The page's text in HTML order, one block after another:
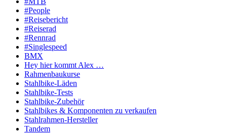
#People
#Reisebericht
#Reiserad
#Rennrad
#Singlespeed
BMX
Hey hier kommt Alex …
Rahmenbaukurse
Stahlbike-Läden
Stahlbike-Tests
Stahlbike-Zubehör
Stahlbikes & Komponenten zu verkaufen
Stahlrahmen-Hersteller
Tandem